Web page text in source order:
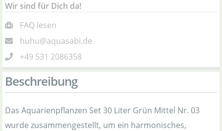
Wir sind für Dich da!
FAQ lesen
huhu@aquasabi.de
+49 531 2086358
Beschreibung
Das Aquarienpflanzen Set 30 Liter Grün Mittel Nr. 03
wurde zusammengestellt, um ein harmonisches,